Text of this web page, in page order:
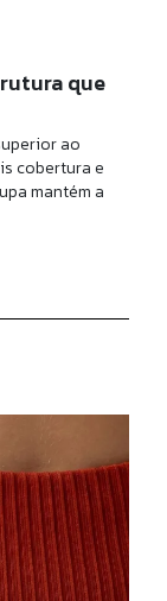
que
ao
cobertura e
mantém a